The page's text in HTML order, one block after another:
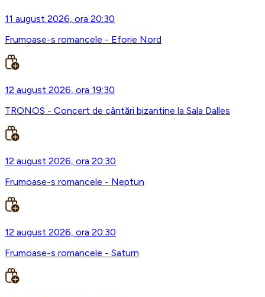
11 august 2026, ora 20:30
Frumoase-s romancele - Eforie Nord
12 august 2026, ora 19:30
TRONOS - Concert de cântări bizantine la Sala Dalles
12 august 2026, ora 20:30
Frumoase-s romancele - Neptun
12 august 2026, ora 20:30
Frumoase-s romancele - Saturn